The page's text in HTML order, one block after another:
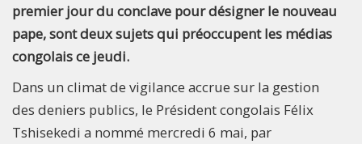
premier jour du conclave pour désigner le nouveau
pape, sont deux sujets qui préoccupent les médias
congolais ce jeudi.
Dans un climat de vigilance accrue sur la gestion
des deniers publics, le Président congolais Félix
Tshisekedi a nommé mercredi 6 mai, par